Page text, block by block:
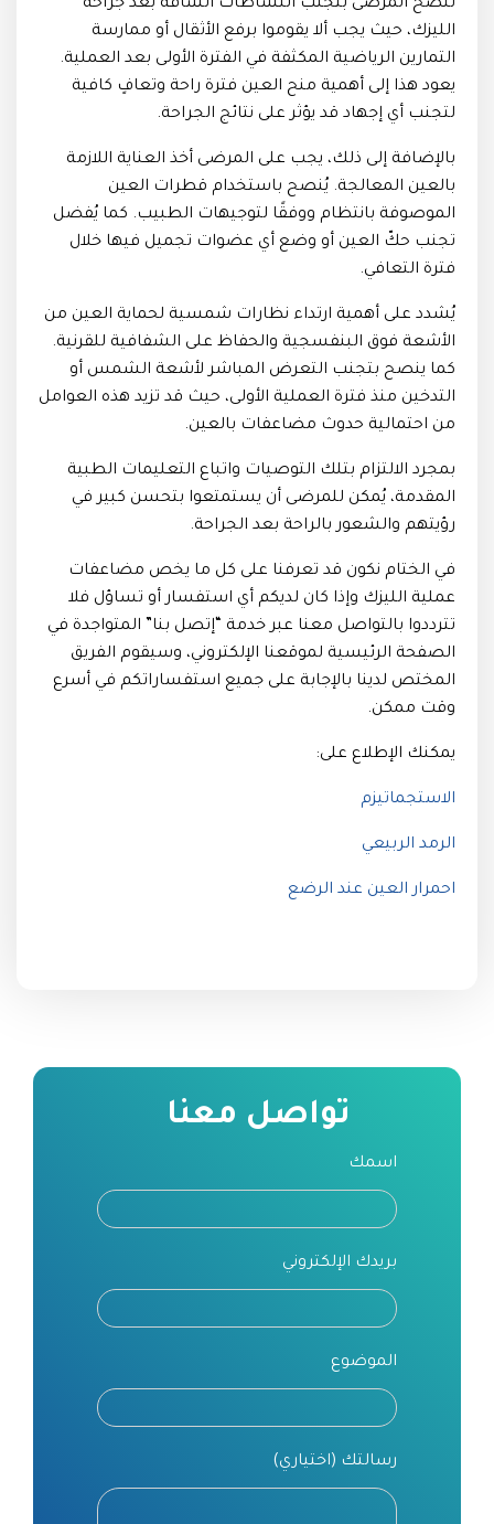
تُنصح المرضى بتجنب النشاطات الشاقة بعد جراحة
الليزك، حيث يجب ألا يقوموا برفع الأثقال أو ممارسة
التمارين الرياضية المكثفة في الفترة الأولى بعد العملية.
يعود هذا إلى أهمية منح العين فترة راحة وتعافٍ كافية
لتجنب أي إجهاد قد يؤثر على نتائج الجراحة.
بالإضافة إلى ذلك، يجب على المرضى أخذ العناية اللازمة
بالعين المعالجة. يُنصح باستخدام قطرات العين
الموصوفة بانتظام ووفقًا لتوجيهات الطبيب. كما يُفضل
تجنب حكّ العين أو وضع أي عضوات تجميل فيها خلال
فترة التعافي.
يُشدد على أهمية ارتداء نظارات شمسية لحماية العين من
الأشعة فوق البنفسجية والحفاظ على الشفافية للقرنية.
كما ينصح بتجنب التعرض المباشر لأشعة الشمس أو
التدخين منذ فترة العملية الأولى، حيث قد تزيد هذه العوامل
من احتمالية حدوث مضاعفات بالعين.
بمجرد الالتزام بتلك التوصيات واتباع التعليمات الطبية
المقدمة، يُمكن للمرضى أن يستمتعوا بتحسن كبير في
رؤيتهم والشعور بالراحة بعد الجراحة.
في الختام نكون قد تعرفنا على كل ما يخص مضاعفات
عملية الليزك وإذا كان لديكم أي استفسار أو تساؤل فلا
تترددوا بالتواصل معنا عبر خدمة “إتصل بنا” المتواجدة في
الصفحة الرئيسية لموقعنا الإلكتروني، وسيقوم الفريق
المختص لدينا بالإجابة على جميع استفساراتكم في أسرع
وقت ممكن.
يمكنك الإطلاع على:
الاستجماتيزم
الرمد الربيعي
احمرار العين عند الرضع
تواصل معنا
اسمك
بريدك الإلكتروني
الموضوع
رسالتك (اختياري)